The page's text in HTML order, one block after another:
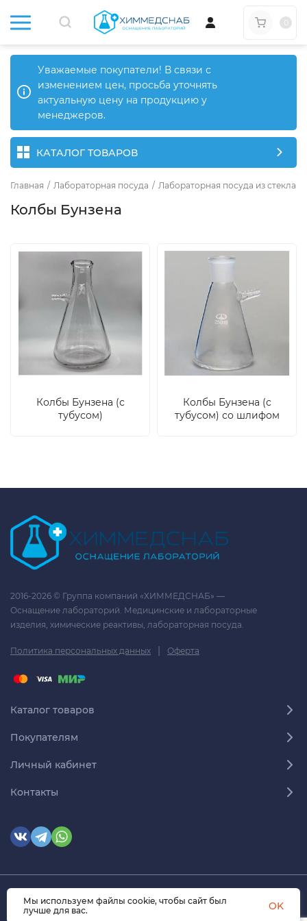
Уважаемые покупатели! В связи с
изменением цен, просьба уточнять
актуальную цену на продукцию у
менеджеров.
КАТАЛОГ ТОВАРОВ
Главная / Лабораторная посуда / Лабораторная посуда из стекла
Колбы Бунзена
Колбы Бунзена (с
тубусом)
Колбы Бунзена (с
тубусом) со шлифом
2016-2026 © Группа компаний «ХИММЕДСНАБ» —
Оснащение лабораторий. Медицинские и лабораторные
изделия, химические реактивы, лабораторная посуда.
Политика персональных данных | Оферта
Каталог товаров
Покупателям
Личный кабинет
Контакты
© 2026 himmedsnab.ru. Все права защищены
Мы используем файлы cookie, чтобы сайт был
лучше для вас.
OK